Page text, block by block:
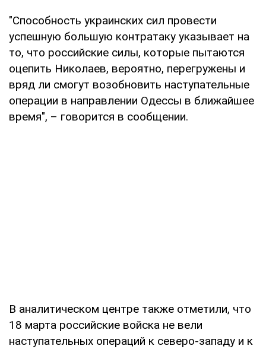
"Способность украинских сил провести
успешную большую контратаку указывает на
то, что российские силы, которые пытаются
оцепить Николаев, вероятно, перегружены и
вряд ли смогут возобновить наступательные
операции в направлении Одессы в ближайшее
время", – говорится в сообщении.
В аналитическом центре также отметили, что
18 марта российские войска не вели
наступательных операций к северо-западу и к